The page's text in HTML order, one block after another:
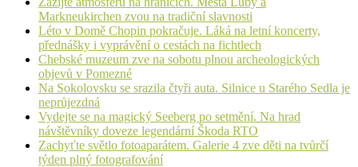
Markneukirchen zvou na tradiční slavnosti
Léto v Domě Chopin pokračuje. Láká na letní koncerty,
přednášky i vyprávění o cestách na fichtlech
Chebské muzeum zve na sobotu plnou archeologických
objevů v Pomezné
Na Sokolovsku se srazila čtyři auta. Silnice u Starého Sedla je
neprůjezdná
Vydejte se na magický Seeberg po setmění. Na hrad
návštěvníky doveze legendární Škoda RTO
Zachyťte světlo fotoaparátem. Galerie 4 zve děti na tvůrčí
týden plný fotografování